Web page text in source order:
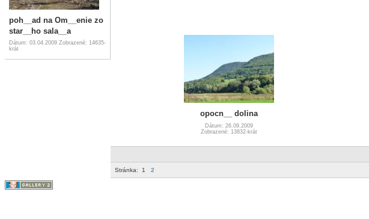
poh__ad na Om__enie zo
star__ho sala__a
Dátum: 03.04.2009 Zobrazené: 14635-
krát
opocn__ dolina
Dátum: 26.09.2009
Zobrazené: 13832-krát
Stránka: 1 2